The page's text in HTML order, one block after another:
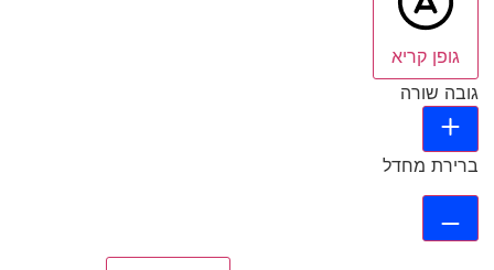
גופן קריא
גובה שורה
ברירת מחדל